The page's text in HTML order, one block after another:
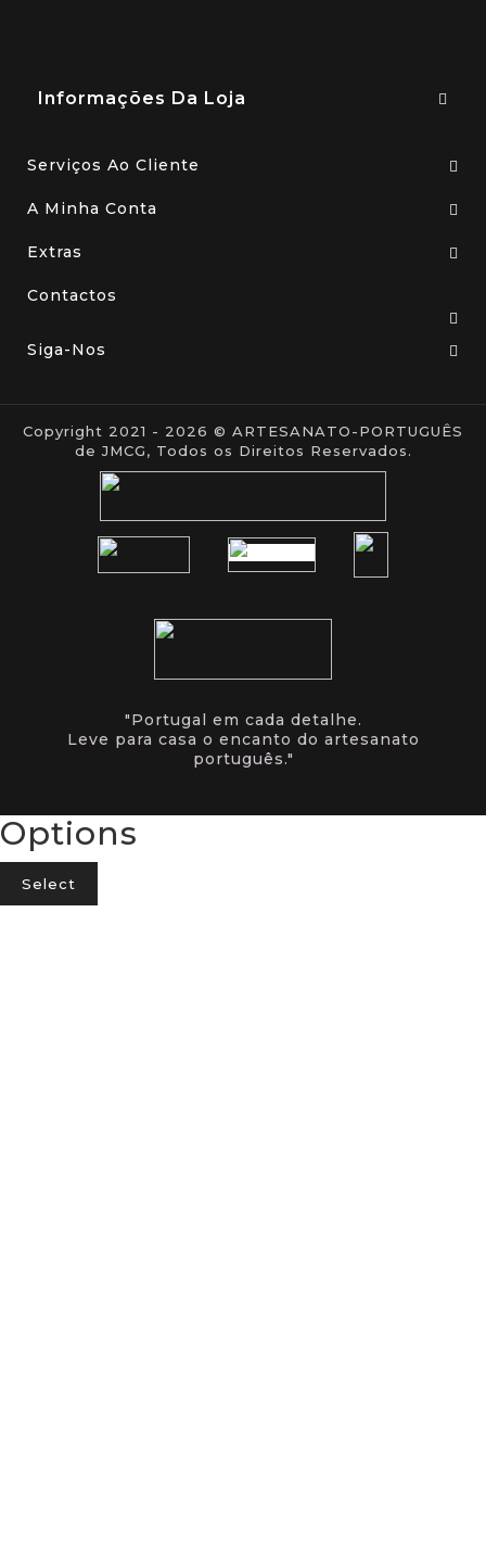
Informações Da Loja
Serviços Ao Cliente
A Minha Conta
Extras
Contactos
Siga-Nos
Copyright 2021 - 2026 © ARTESANATO-PORTUGUÊS
de JMCG, Todos os Direitos Reservados.
"Portugal em cada detalhe.
Leve para casa o encanto do artesanato
português."
Options
Select